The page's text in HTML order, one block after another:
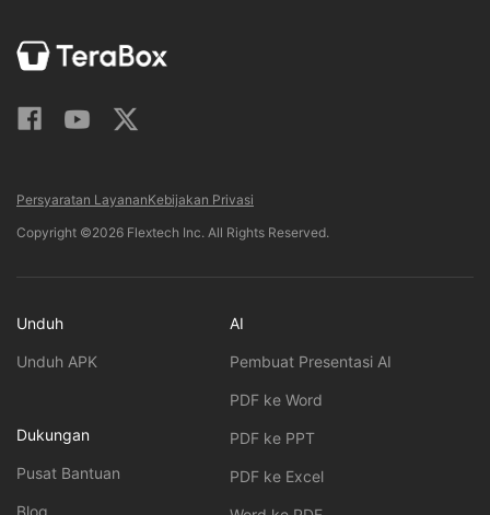
Persyaratan LayananKebijakan Privasi
Copyright ©2026 Flextech Inc. All Rights Reserved.
Unduh
Unduh APK
Dukungan
Pusat Bantuan
Blog
AI
Pembuat Presentasi AI
PDF ke Word
PDF ke PPT
PDF ke Excel